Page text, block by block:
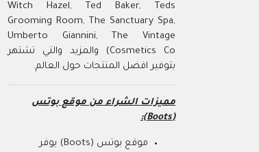
Witch Hazel, Ted Baker, Teds
Grooming Room, The Sanctuary Spa,
Umberto Giannini, The Vintage
Cosmetics Co) والمزيد والتي تشتهر
بتوفير افضل المنتجات حول العالم.
مميزات الشراء من موقع بوتس
(Boots):
موقع بوتس (Boots) يوفر